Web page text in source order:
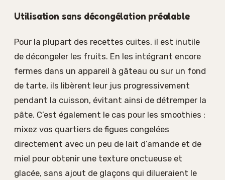
Utilisation sans décongélation préalable
Pour la plupart des recettes cuites, il est inutile
de décongeler les fruits. En les intégrant encore
fermes dans un appareil à gâteau ou sur un fond
de tarte, ils libèrent leur jus progressivement
pendant la cuisson, évitant ainsi de détremper la
pâte. C’est également le cas pour les smoothies :
mixez vos quartiers de figues congelées
directement avec un peu de lait d’amande et de
miel pour obtenir une texture onctueuse et
glacée, sans ajout de glaçons qui dilueraient le